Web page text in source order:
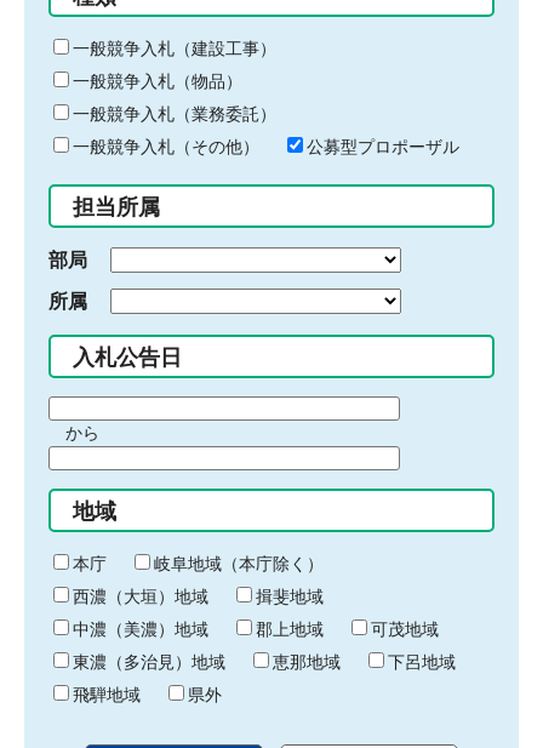
る
キ
ー
ワ
ー
ド
入
力
一般競争入札（建設工事）
一般競争入札（物品）
一般競争入札（業務委託）
一般競争入札（その他）
公募型プロポーザル
担当所属
部局
所属
入札公告日
間
始
り
から
間
終
わ
り
地域
本庁
岐阜地域（本庁除く）
西濃（大垣）地域
揖斐地域
中濃（美濃）地域
郡上地域
可茂地域
東濃（多治見）地域
恵那地域
下呂地域
飛騨地域
県外